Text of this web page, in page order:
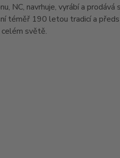
NC, navrhuje, vyrábí a
téměř 190 letou tradicí a
světě.